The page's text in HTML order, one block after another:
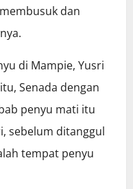
dan
di Mampie, Yusri
Senada dengan
penyu mati itu
sebelum ditanggul
tempat penyu